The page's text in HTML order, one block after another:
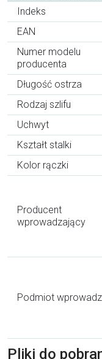
Indeks
EAN
Numer modelu
producenta
Długość ostrza
Rodzaj szlifu
Uchwyt
Kształt stalki
Kolor rączki
Producent
wprowadzający
Podmiot
Pliki do